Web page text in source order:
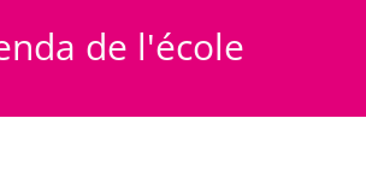
de l'école